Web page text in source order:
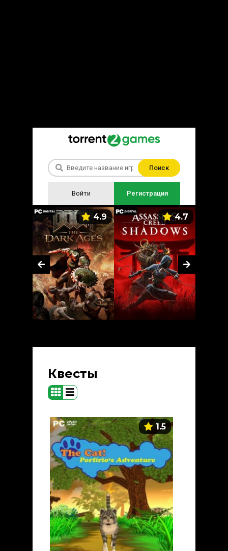
Поиск
Войти Регистрация
4.9 4.7
Квесты
1.5